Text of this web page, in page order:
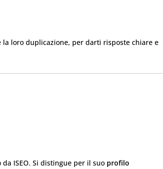
la loro duplicazione, per darti risposte chiare e
ISEO. Si distingue per il suo profilo